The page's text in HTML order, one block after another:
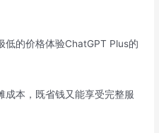
低的价格体验ChatGPT Plus的
成本，既省钱又能享受完整服